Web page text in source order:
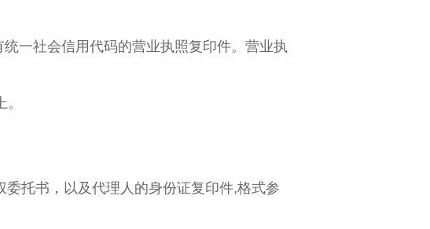
一社会信用代码的营业执照复印件。营业执
。
托书，以及代理人的身份证复印件,格式参